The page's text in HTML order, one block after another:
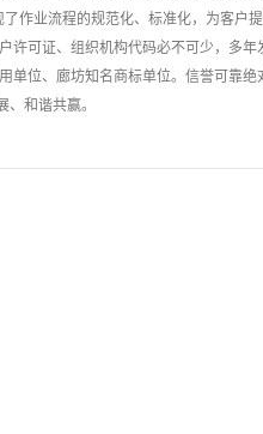
长丰县中医院病房电热
作业流程的规范化、标准化，为客户
许可证、组织机构代码必不可少，多年
单位、廊坊知名商标单位。信誉可靠绝
和谐共赢。